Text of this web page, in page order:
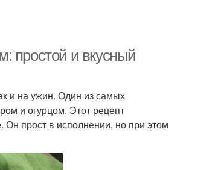
простой и вкусный
и на ужин. Один из самых
и огурцом. Этот рецепт
Он прост в исполнении, но при этом